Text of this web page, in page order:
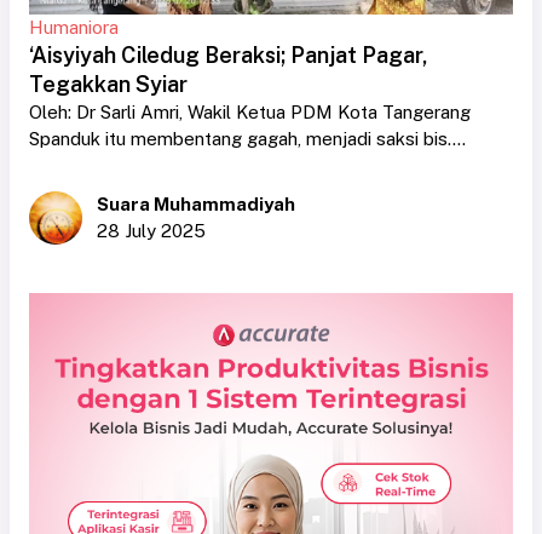
Humaniora
‘Aisyiyah Ciledug Beraksi; Panjat Pagar,
Tegakkan Syiar
Oleh: Dr Sarli Amri, Wakil Ketua PDM Kota Tangerang
Spanduk itu membentang gagah, menjadi saksi bis....
Suara Muhammadiyah
28 July 2025